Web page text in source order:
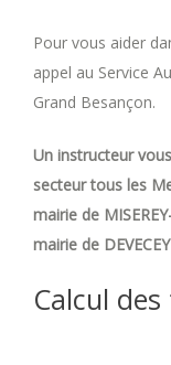
Pour vous aider
appel au Service
Grand Besançon.
Un instructeur
secteur tous les
mairie de
mairie de
Calcul